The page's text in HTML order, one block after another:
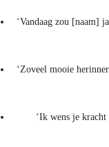
‘Vandaag zou [naam]
‘Zoveel mooie
‘Ik wens je